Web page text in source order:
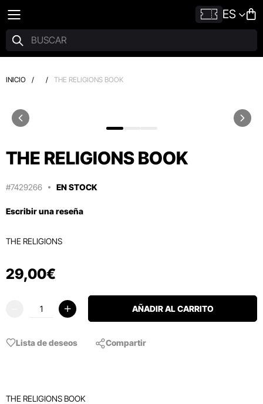
ES
INICIO / / THE RELIGIONS BOOK
THE RELIGIONS BOOK
#7429266 EN STOCK
Escribir una reseña
THE RELIGIONS
29,00€
AÑADIR AL CARRITO
Lista de deseos Compartir
THE RELIGIONS BOOK